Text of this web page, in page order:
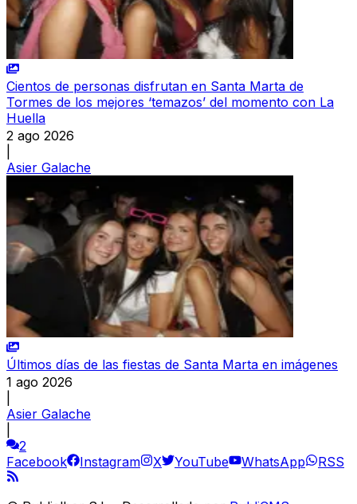
Cientos de personas disfrutan en Santa Marta de
Tormes de los mejores ‘temazos’ del momento con La
Huella
2 ago 2026
Asier Galache
Últimos días de las fiestas de Santa Marta en imágenes
1 ago 2026
Asier Galache
2
Facebook
Instagram X YouTube WhatsApp RSS